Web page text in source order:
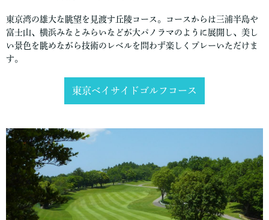
東京湾の雄大な眺望を見渡す丘陵コース。コースからは三浦半島や
富士山、横浜みなとみらいなどが大パノラマのように展開し、美し
い景色を眺めながら技術のレベルを問わず楽しくプレーいただけま
す。
東京ベイサイドゴルフコース